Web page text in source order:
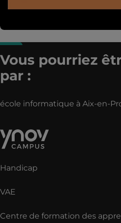
Vous pourriez
par :
école informatique à Aix-en-
Handicap
VAE
Centre de formation des